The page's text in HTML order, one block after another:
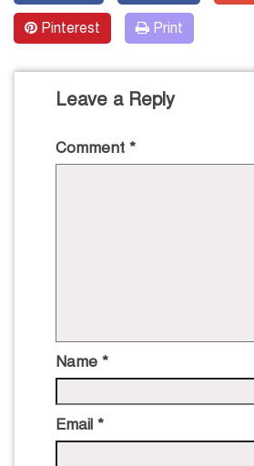
Pinterest Print
Leave a Reply
Comment *
Name *
Email *